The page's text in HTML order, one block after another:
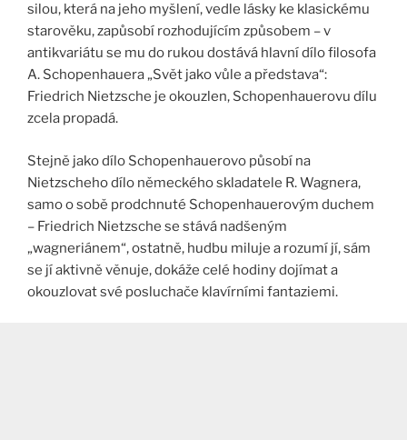
silou, která na jeho myšlení, vedle lásky ke klasickému
starověku, zapůsobí rozhodujícím způsobem – v
antikvariátu se mu do rukou dostává hlavní dílo filosofa
A. Schopenhauera „Svět jako vůle a představa“:
Friedrich Nietzsche je okouzlen, Schopenhauerovu dílu
zcela propadá.
Stejně jako dílo Schopenhauerovo působí na
Nietzscheho dílo německého skladatele R. Wagnera,
samo o sobě prodchnuté Schopenhauerovým duchem
– Friedrich Nietzsche se stává nadšeným
„wagneriánem“, ostatně, hudbu miluje a rozumí jí, sám
se jí aktivně věnuje, dokáže celé hodiny dojímat a
okouzlovat své posluchače klavírními fantaziemi.